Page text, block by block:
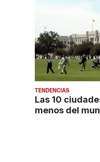
TENDENCIAS
Las 10
menos del